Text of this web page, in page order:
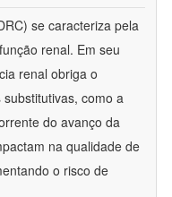
se caracteriza pela
renal. Em seu
renal obriga o
como a
do avanço da
na qualidade de
o risco de